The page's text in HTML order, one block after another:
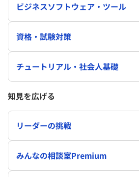
ビジネスソフトウェア・ツール
資格・試験対策
チュートリアル・社会人基礎
知見を広げる
リーダーの挑戦
みんなの相談室Premium